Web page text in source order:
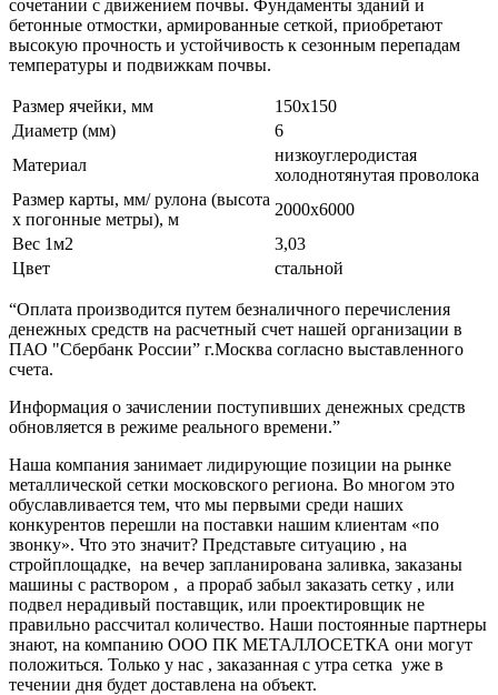
сочетании с движением почвы. Фундаменты зданий и
бетонные отмостки, армированные сеткой, приобретают
высокую прочность и устойчивость к сезонным перепадам
температуры и подвижкам почвы.
Размер ячейки, мм
150х150
Диаметр (мм)
6
Материал
низкоуглеродистая
холоднотянутая проволока
Размер карты, мм/ рулона (высота
х погонные метры), м
2000х6000
Вес 1м2
3,03
Цвет
стальной
“Оплата производится путем безналичного перечисления
денежных средств на расчетный счет нашей организации в
ПАО "Сбербанк России” г.Москва согласно выставленного
счета.
Информация о зачислении поступивших денежных средств
обновляется в режиме реального времени.”
Наша компания занимает лидирующие позиции на рынке
металлической сетки московского региона. Во многом это
обуславливается тем, что мы первыми среди наших
конкурентов перешли на поставки нашим клиентам «по
звонку». Что это значит? Представьте ситуацию , на
стройплощадке, на вечер запланирована заливка, заказаны
машины с раствором , а прораб забыл заказать сетку , или
подвел нерадивый поставщик, или проектировщик не
правильно рассчитал количество. Наши постоянные партнеры
знают, на компанию ООО ПК МЕТАЛЛОСЕТКА они могут
положиться. Только у нас , заказанная с утра сетка уже в
течении дня будет доставлена на объект.